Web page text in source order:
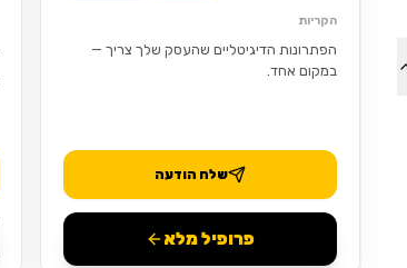
הקריות
הפתרונות הדיגיטליים שהעסק שלך צריך —
במקום אחד.
שלח הודעה
פרופיל מלא